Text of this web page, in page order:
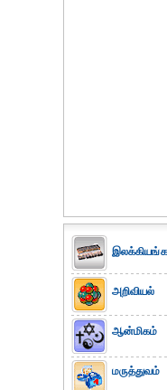
அறிவியல்
ஆன்மிகம்
மருத்துவம்